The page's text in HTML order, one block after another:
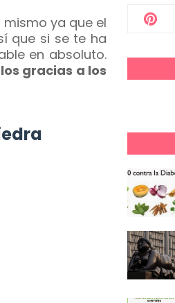
mismo ya que el
que si se te ha
en absoluto.
gracias a los